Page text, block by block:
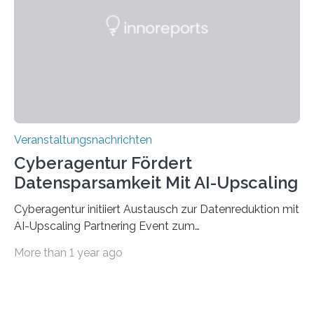
„QUAZAR“ mit insgesamt 1,15 Millionen Euro über vier
Veranstaltungsnachrichten
Cyberagentur Fördert
Datensparsamkeit Mit AI-Upscaling
Cyberagentur initiiert Austausch zur Datenreduktion mit
AI-Upscaling Partnering Event zum
innovative DatenverarbeitungDie Agentur für
More than 1 year ago